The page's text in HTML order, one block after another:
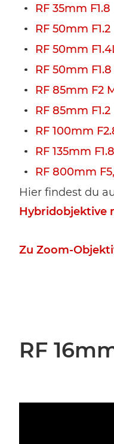
RF 35mm
RF 50mm
RF 50mm
RF 50mm
RF 85mm F2
RF 85mm
RF 100mm
RF 135mm
RF 800mm
Hier findest du
Hybridobjektive
Zu Zoom-
RF